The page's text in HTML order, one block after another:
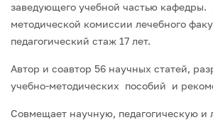
заведующего учебной частью кафедры.
методической комиссии лечебного
педагогический стаж 17 лет.
Автор и соавтор 56 научных статей,
учебно-методических пособий и
Совмещает научную, педагогическую и